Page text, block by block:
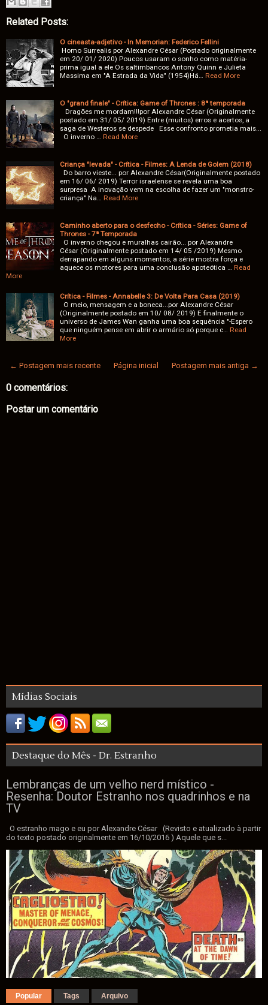
Related Posts:
O cineasta-adjetivo - In Memorian: Federico Fellini
Homo Surrealis por Alexandre César (Postado originalmente
em 20/ 01/ 2020) Poucos usaram o sonho como matéria-
prima igual a ele Os saltimbancos Antony Quinn e Julieta
Massima em "A Estrada da Vida" (1954)Há… Read More
O "grand finale" - Crítica: Game of Thrones : 8ª temporada
Dragões me mordam!!!por Alexandre César (Originalmente
postado em 31/ 05/ 2019) Entre (muitos) erros e acertos, a
saga de Westeros se despede Esse confronto prometia mais...
O inverno … Read More
Criança "levada" - Crítica - Filmes: A Lenda de Golem (2018)
Do barro vieste... por Alexandre César(Originalmente postado
em 16/ 06/ 2019) Terror israelense se revela uma boa
surpresa A inovação vem na escolha de fazer um "monstro-
criança" Na… Read More
Caminho aberto para o desfecho - Crítica - Séries: Game of
Thrones - 7ª Temporada
O inverno chegou e muralhas cairão... por Alexandre
César (Originalmente postado em 14/ 05 /2019) Mesmo
derrapando em alguns momentos, a série mostra força e
aquece os motores para uma conclusão apoteótica … Read
More
Crítica - Filmes - Annabelle 3: De Volta Para Casa (2019)
O meio, mensagem e a boneca...por Alexandre César
(Originalmente postado em 10/ 08/ 2019) E finalmente o
universo de James Wan ganha uma boa sequência "-Espero
que ninguém pense em abrir o armário só porque c… Read
More
← Postagem mais recente Postagem mais antiga →
Página inicial
0 comentários:
Postar um comentário
Mídias Sociais
Destaque do Mês - Dr. Estranho
Lembranças de um velho nerd místico -
Resenha: Doutor Estranho nos quadrinhos e na
TV
O estranho mago e eu por Alexandre César (Revisto e atualizado à partir
do texto postado originalmente em 16/10/2016 ) Aquele que s...
Popular Tags Arquivo